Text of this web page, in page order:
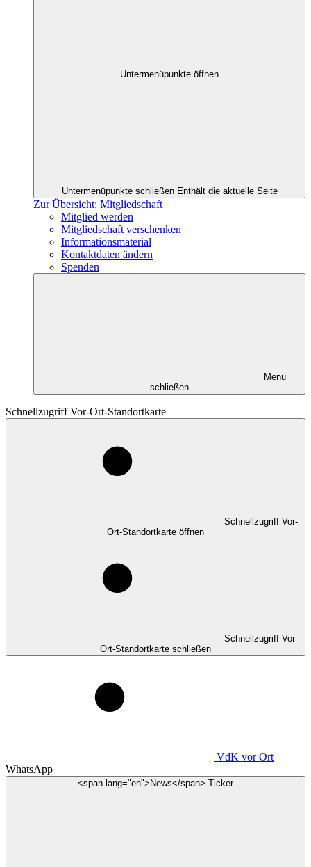
Untermenüpunkte öffnen
Untermenüpunkte schließen Enthält die aktuelle Seite
Zur Übersicht: Mitgliedschaft
Mitglied werden
Mitgliedschaft verschenken
Informationsmaterial
Kontaktdaten ändern
Spenden
Menü
schließen
Schnellzugriff Vor-Ort-Standortkarte
Schnellzugriff Vor-
Ort-Standortkarte öffnen
Schnellzugriff Vor-
Ort-Standortkarte schließen
VdK vor Ort
WhatsApp
<span lang="en">News</span> Ticker